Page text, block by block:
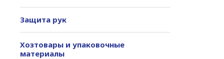
Защита рук
Хозтовары и упаковочные
материалы